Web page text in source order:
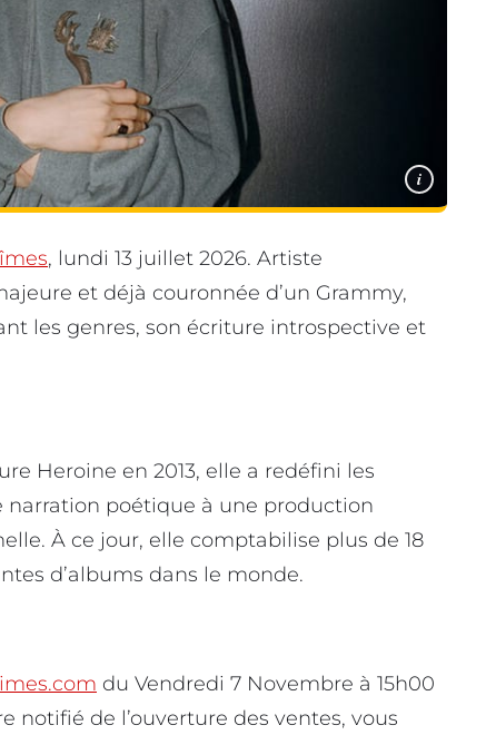
i
, lundi 13 juillet 2026. Artiste
et déjà couronnée d’un Grammy,
les genres, son écriture introspective et
Heroine en 2013, elle a redéfini les
poétique à une production
À ce jour, elle comptabilise plus de 18
d’albums dans le monde.
du Vendredi 7 Novembre à 15h00
notifié de l’ouverture des ventes, vous